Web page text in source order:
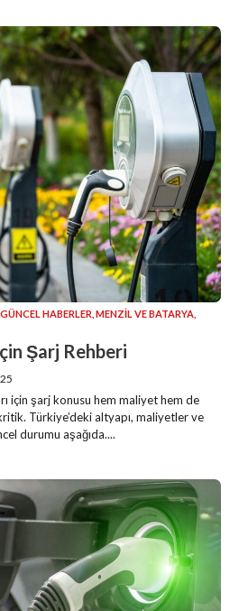
GÜNCEL HABERLER MENZIL VE BATARYA
Şarj Rehberi
için şarj konusu hem maliyet hem de
kritik. Türkiye’deki altyapı, maliyetler ve
durumu aşağıda....